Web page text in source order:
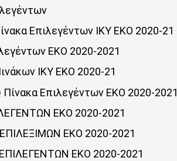
Επιλεγέντων ΙΚΥ ΕΚΟ 2020-21
ΕΚΟ 2020-2021
ΙΚΥ ΕΚΟ 2020-21
Επιλεγέντων ΕΚΟ 2020-2021
ΕΚΟ 2020-2021
ΕΚΟ 2020-2021
ΕΚΟ 2020-2021